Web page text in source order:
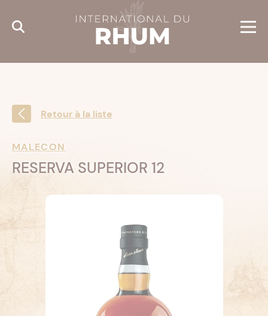
Retour à la liste
MALECON
RESERVA SUPERIOR 12
Cookies management panel